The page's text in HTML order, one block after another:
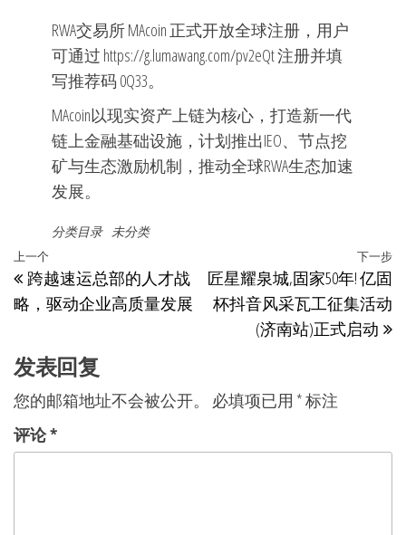
RWA交易所 MAcoin 正式开放全球注册，用户
可通过 https://g.lumawang.com/pv2eQt 注册并填
写推荐码 0Q33。
MAcoin以现实资产上链为核心，打造新一代
链上金融基础设施，计划推出IEO、节点挖
矿与生态激励机制，推动全球RWA生态加速
发展。
分类目录 未分类
文
章
导
航
上
一
篇
章
上一个
跨越速运总部的人才战
略，驱动企业高质量发展
下一步
匠星耀泉城,固家50年! 亿固
杯抖音风采瓦工征集活动
(济南站)正式启动
发表回复
您的邮箱地址不会被公开。 必填项已用 *标注
评论*